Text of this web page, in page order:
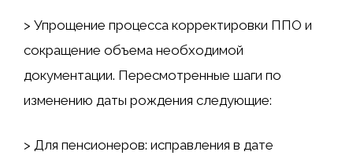
> Упрощение процесса корректировки ППО и
сокращение объема необходимой
документации. Пересмотренные шаги по
изменению даты рождения следующие:
> Для пенсионеров: исправления в дате